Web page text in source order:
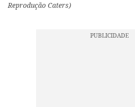
Reprodução Caters)